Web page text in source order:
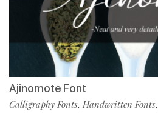
Ajinomote Font
Calligraphy Fonts, Handwritten Fonts,